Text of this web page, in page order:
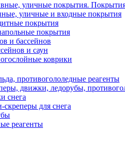
уличные покрытия. Покрытия
уличные и входные покрытия
покрытия
покрытия
и бассейнов
и саун
коврики
противогололедные реагенты
движки, ледорубы,
снега
для снега
реагенты